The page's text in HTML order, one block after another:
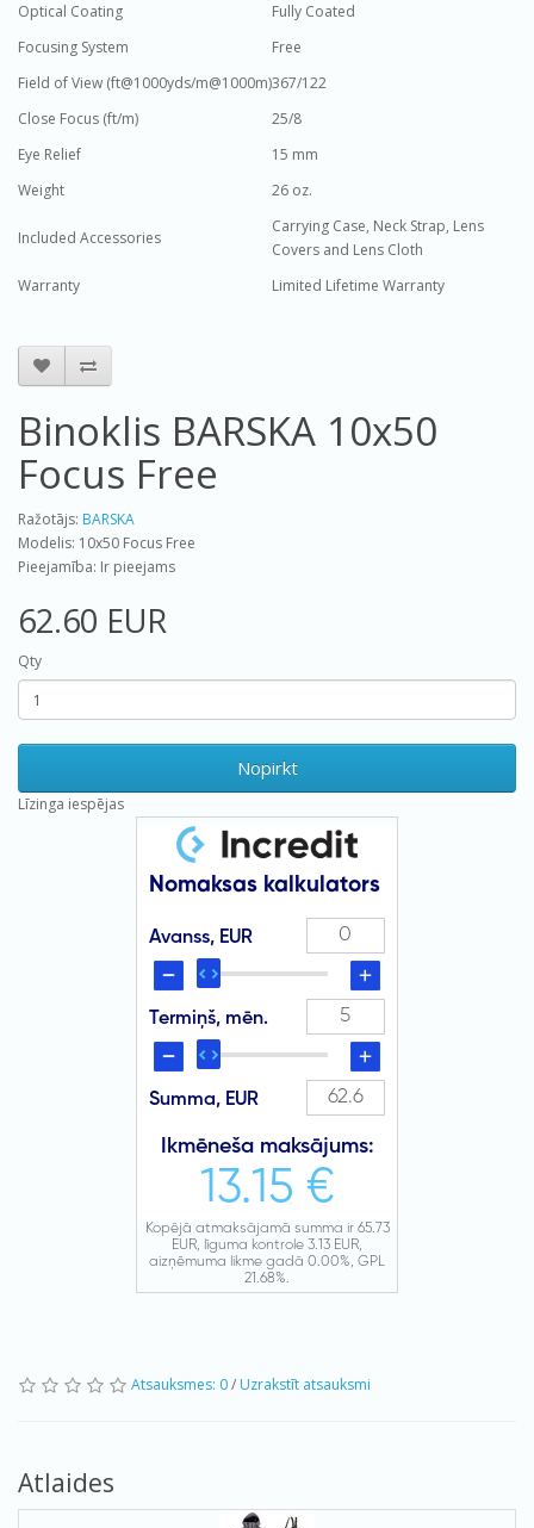
Optical Coating
Fully Coated
Focusing System
Free
Field of View (ft@1000yds/m@1000m)367/122
Close Focus (ft/m)
25/8
Eye Relief
15 mm
Weight
26 oz.
Included Accessories
Carrying Case, Neck Strap, Lens
Covers and Lens Cloth
Warranty
Limited Lifetime Warranty
Binoklis BARSKA 10x50
Focus Free
Ražotājs: BARSKA
Modelis: 10x50 Focus Free
Pieejamība: Ir pieejams
62.60 EUR
Qty
Nopirkt
Līzinga iespējas
Atsauksmes: 0/ Uzrakstīt atsauksmi
Atlaides